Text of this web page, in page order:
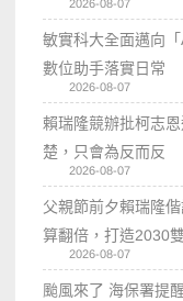
2026-08-07
敏實科大全面邁向
數位助手落實日常
2026-08-07
賴瑞隆競辦批柯志
楚，只會為反而反
2026-08-07
父親節前夕賴瑞隆
算翻倍，打造2030
2026-08-07
颱風來了 海保署提